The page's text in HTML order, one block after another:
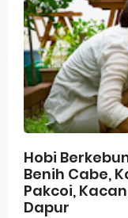
Hobi
Benih Cabe,
Pakcoi,
Dapur